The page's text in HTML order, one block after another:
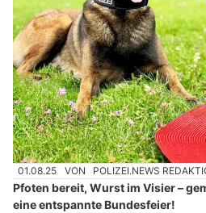
01.08.25 VON POLIZEI.NEWS
Pfoten bereit, Wurst im Visier –
eine entspannte Bundesfeier!